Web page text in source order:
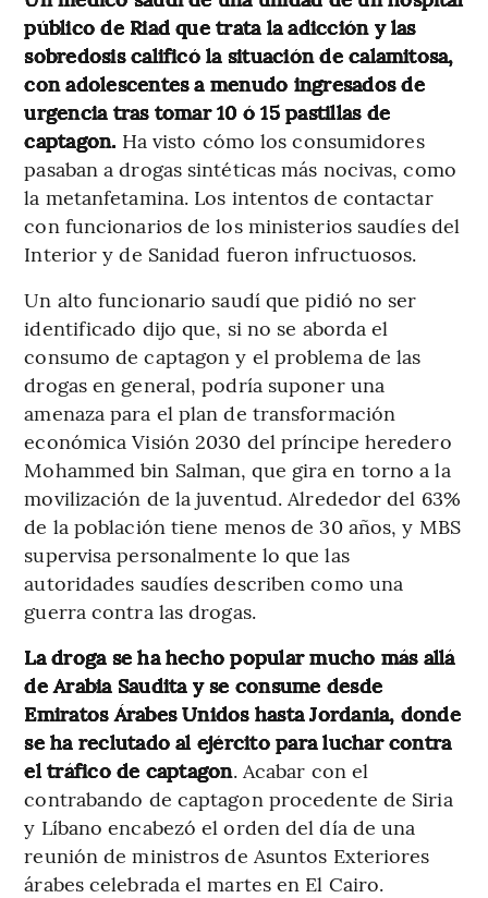
público de Riad que trata la adicción y las
sobredosis calificó la situación de calamitosa,
con adolescentes a menudo ingresados de
urgencia tras tomar 10 ó 15 pastillas de
captagon. Ha visto cómo los consumidores
pasaban a drogas sintéticas más nocivas, como
la metanfetamina. Los intentos de contactar
con funcionarios de los ministerios saudíes del
Interior y de Sanidad fueron infructuosos.
Un alto funcionario saudí que pidió no ser
identificado dijo que, si no se aborda el
consumo de captagon y el problema de las
drogas en general, podría suponer una
amenaza para el plan de transformación
económica Visión 2030 del príncipe heredero
Mohammed bin Salman, que gira en torno a la
movilización de la juventud. Alrededor del 63%
de la población tiene menos de 30 años, y MBS
supervisa personalmente lo que las
autoridades saudíes describen como una
guerra contra las drogas.
La droga se ha hecho popular mucho más allá
de Arabia Saudita y se consume desde
Emiratos Árabes Unidos hasta Jordania, donde
se ha reclutado al ejército para luchar contra
el tráfico de captagon. Acabar con el
contrabando de captagon procedente de Siria
y Líbano encabezó el orden del día de una
reunión de ministros de Asuntos Exteriores
árabes celebrada el martes en El Cairo.